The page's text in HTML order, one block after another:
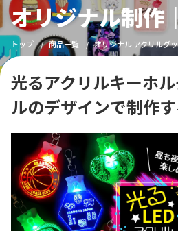
オリジナル制作
トップ 商品一覧 オリジナル アクリルグ
光るアクリルキーホ
ルのデザインで制作